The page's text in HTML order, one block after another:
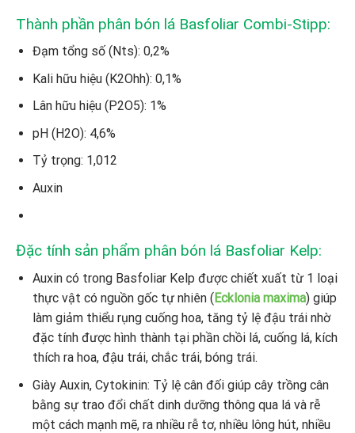
Thành phần phân bón lá Basfoliar Combi-Stipp:
Đạm tổng số (Nts): 0,2%
Kali hữu hiệu (K2Ohh): 0,1%
Lân hữu hiệu (P2O5): 1%
pH (H2O): 4,6%
Tỷ trọng: 1,012
Auxin
Đặc tính sản phẩm phân bón lá Basfoliar Kelp:
Auxin có trong Basfoliar Kelp được chiết xuất từ 1 loại
thực vật có nguồn gốc tự nhiên (Ecklonia maxima) giúp
làm giảm thiểu rụng cuống hoa, tăng tỷ lệ đậu trái nhờ
đặc tính được hình thành tại phần chồi lá, cuống lá, kích
thích ra hoa, đậu trái, chắc trái, bóng trái.
Giày Auxin, Cytokinin: Tỷ lệ cân đối giúp cây trồng cân
bằng sự trao đổi chất dinh dưỡng thông qua lá và rễ
một cách mạnh mẽ, ra nhiều rễ tơ, nhiều lông hút, nhiều